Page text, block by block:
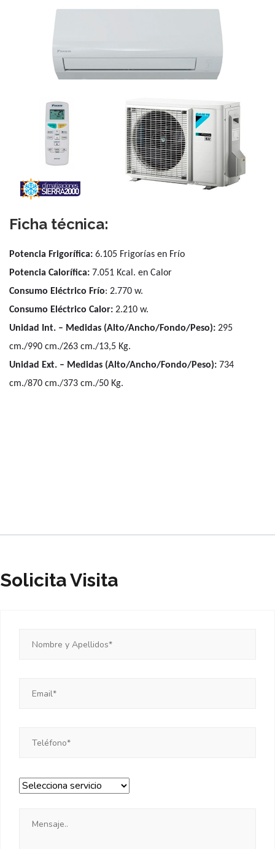
Ficha técnica:
Potencia Frigorífica: 6.105 Frigorías en Frío
Potencia Calorífica: 7.051 Kcal. en Calor
Consumo Eléctrico Frío: 2.770 w.
Consumo Eléctrico Calor: 2.210 w.
Unidad Int. – Medidas (Alto/Ancho/Fondo/Peso): 295
cm./990 cm./263 cm./13,5 Kg.
Unidad Ext. – Medidas (Alto/Ancho/Fondo/Peso): 734
cm./870 cm./373 cm./50 Kg.
Solicita Visita